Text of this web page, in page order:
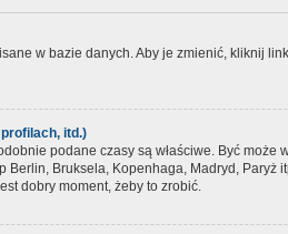
w bazie danych. Aby je zmienić, kliknij link
itd.)
podane czasy są właściwe. Być
Bruksela, Kopenhaga, Madryd,
dobry moment, żeby to zrobić.